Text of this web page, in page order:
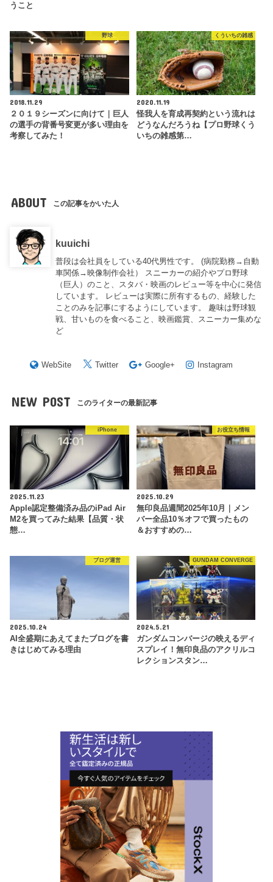
うこと
野球
2018.11.29
２０１９シーズンに向けて｜巨人
の選手の背番号変更が多い理由を
考察してみた！
くういちの雑感
2020.11.19
怪我人を育成再契約という流れは
どうなんだろうね【プロ野球くう
いちの雑感第…
ABOUT この記事をかいた人
kuuichi
普段は会社員をしている40代男性です。 (病院勤務→自動
車関係→映像制作会社） スニーカーの紹介やプロ野球
（巨人）のこと、スタバ・映画のレビュー等を中心に発信
しています。 レビューは実際に所有するもの、経験した
ことのみを記事にするようにしています。 趣味は野球観
戦、甘いものを食べること、映画鑑賞、スニーカー集めな
ど
WebSite Twitter Google+ Instagram
NEW POST このライターの最新記事
iPhone
2025.11.23
Apple認定整備済み品のiPad Air
M2を買ってみた結果【品質・状
態…
お役立ち情報
2025.10.29
無印良品週間2025年10月｜メン
バー全品10％オフで買ったもの
＆おすすめの…
ブログ運営
2025.10.24
AI全盛期にあえてまたブログを書
きはじめてみる理由
GUNDAM CONVERGE
2024.5.21
ガンダムコンバージの映えるディ
スプレイ！無印良品のアクリルコ
レクションスタン…